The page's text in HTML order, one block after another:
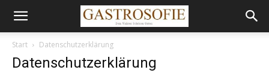
Start Datenschutzerklärung
Datenschutzerklärung